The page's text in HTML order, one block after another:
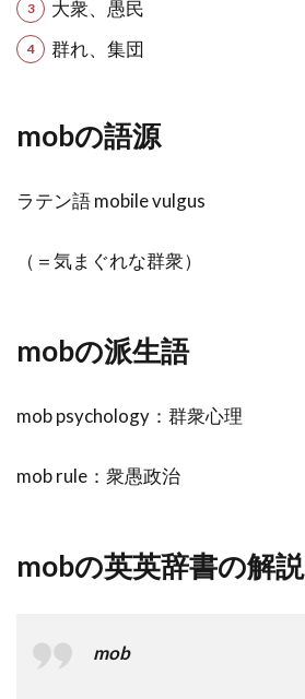
大衆、愚民
群れ、集団
mobの語源
ラテン語 mobile vulgus
（＝気まぐれな群衆）
mobの派生語
mob psychology：群衆心理
mob rule：衆愚政治
mobの英英辞書の解説
mob